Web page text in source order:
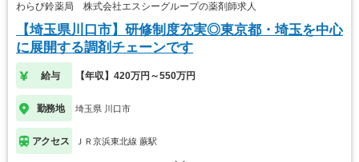
わらび鈴薬局 株式会社エスシーグループの薬剤師求人
【埼玉県川口市】研修制度充実◎東京都・埼玉を中心
に展開する調剤チェーンです
給与 【年収】420万円～550万円
勤務地 埼玉県 川口市
アクセス ＪＲ京浜東北線 蕨駅